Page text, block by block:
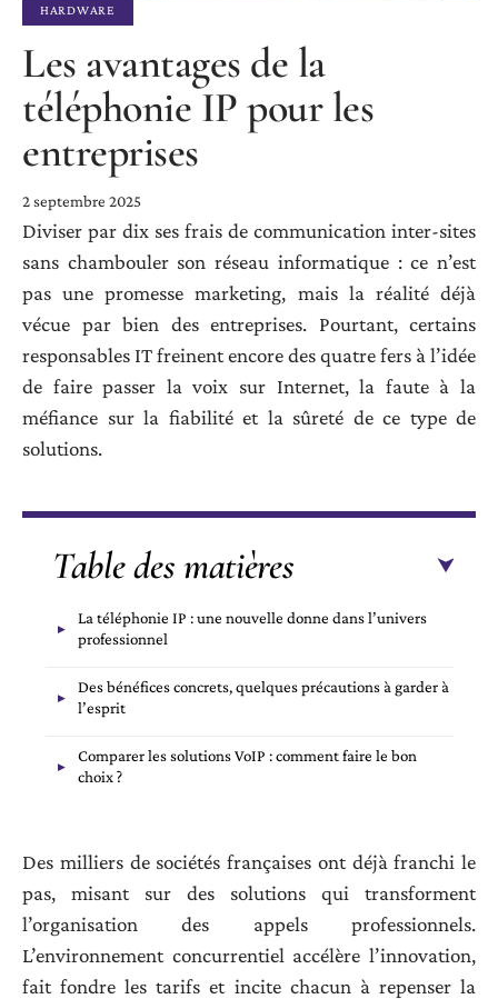
HARDWARE
Les avantages de la
téléphonie IP pour les
entreprises
2 septembre 2025
Diviser par dix ses frais de communication inter-sites
sans chambouler son réseau informatique : ce n’est
pas une promesse marketing, mais la réalité déjà
vécue par bien des entreprises. Pourtant, certains
responsables IT freinent encore des quatre fers à l’idée
de faire passer la voix sur Internet, la faute à la
méfiance sur la fiabilité et la sûreté de ce type de
solutions.
Table des matières
La téléphonie IP : une nouvelle donne dans l’univers
professionnel
Des bénéfices concrets, quelques précautions à garder à
l’esprit
Comparer les solutions VoIP : comment faire le bon
choix ?
Des milliers de sociétés françaises ont déjà franchi le
pas, misant sur des solutions qui transforment
l’organisation des appels professionnels.
L’environnement concurrentiel accélère l’innovation,
fait fondre les tarifs et incite chacun à repenser la